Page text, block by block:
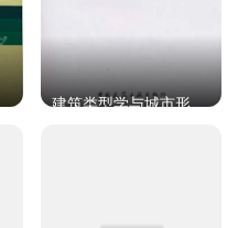
建筑类型学与城市形态学